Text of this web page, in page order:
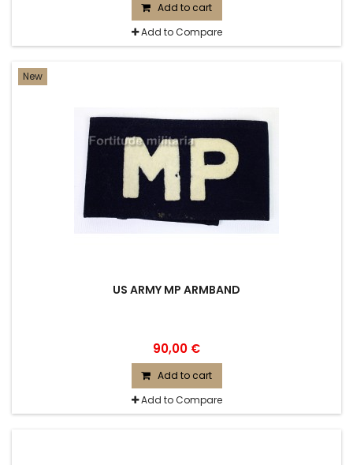
Add to cart
Add to Compare
New
US ARMY MP ARMBAND
90,00 €
Add to cart
Add to Compare